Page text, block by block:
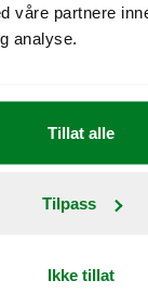
våre partnere
analyse.
Tillat alle
Tilpass
Ikke tillat
14. februari 2026.
tilbudet